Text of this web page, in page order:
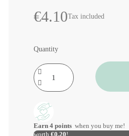
€4.10Tax included
Quantity
Earn 4 points when you buy me!
worth €0.20!